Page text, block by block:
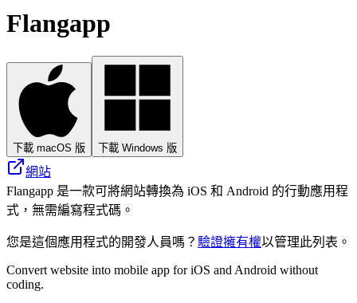
Flangapp
下載 macOS 版 下載 Windows 版
網站
Flangapp 是一款可將網站轉換為 iOS 和 Android 的行動應用程
式，無需編寫程式碼。
您是這個應用程式的開發人員嗎？ 驗證擁有權以管理此列表。
Convert website into mobile app for iOS and Android without
coding.